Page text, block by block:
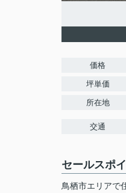
価格
坪単価
所在地
交通
セールスポ
鳥栖市エリアで